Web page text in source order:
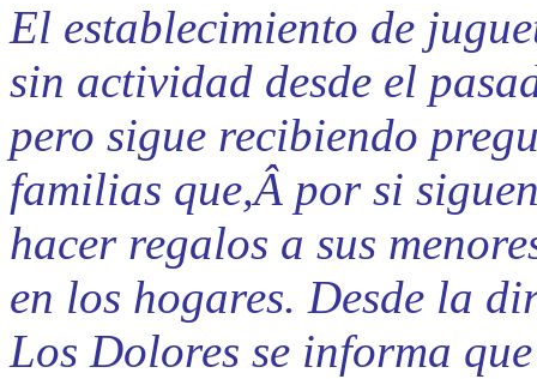
El establecimiento de
sin actividad desde el
pero sigue recibiendo
familias que,Â por si
hacer regalos a sus
en los hogares. Desde la
Los Dolores se informa